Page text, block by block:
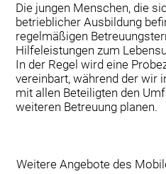
Die jungen Menschen, die
betrieblicher Ausbildung
regelmäßigen
Hilfeleistungen zum
In der Regel wird eine
vereinbart, während der wir
mit allen Beteiligten den
weiteren Betreuung planen.
Weitere Angebote des